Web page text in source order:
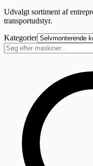
Udvalgt sortiment af
transportudstyr.
Kategorier